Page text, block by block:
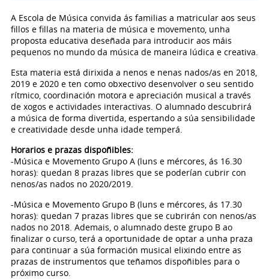
A Escola de Música convida ás familias a matricular aos seus
fillos e fillas na materia de música e movemento, unha
proposta educativa deseñada para introducir aos máis
pequenos no mundo da música de maneira lúdica e creativa.
Esta materia está dirixida a nenos e nenas nados/as en 2018,
2019 e 2020 e ten como obxectivo desenvolver o seu sentido
rítmico, coordinación motora e apreciación musical a través
de xogos e actividades interactivas. O alumnado descubrirá
a música de forma divertida, espertando a súa sensibilidade
e creatividade desde unha idade temperá.
Horarios e prazas dispoñibles:
-Música e Movemento Grupo A (luns e mércores, ás 16.30
horas): quedan 8 prazas libres que se poderían cubrir con
nenos/as nados no 2020/2019.
-Música e Movemento Grupo B (luns e mércores, ás 17.30
horas): quedan 7 prazas libres que se cubrirán con nenos/as
nados no 2018. Ademais, o alumnado deste grupo B ao
finalizar o curso, terá a oportunidade de optar a unha praza
para continuar a súa formación musical elixindo entre as
prazas de instrumentos que teñamos dispoñibles para o
próximo curso.